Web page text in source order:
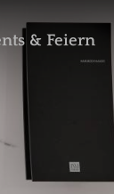
& Feiern